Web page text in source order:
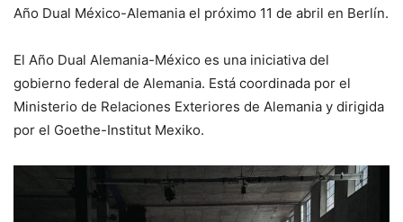
Año Dual México-Alemania el próximo 11 de abril en Berlín.
El Año Dual Alemania-México es una iniciativa del
gobierno federal de Alemania. Está coordinada por el
Ministerio de Relaciones Exteriores de Alemania y dirigida
por el Goethe-Institut Mexiko.